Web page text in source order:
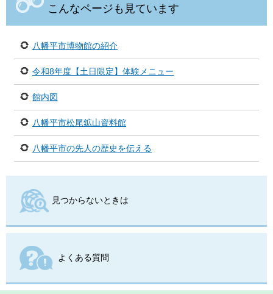
こんなページも見ています
八幡平市博物館の紹介
令和8年度【土日限定】体験メニュー
館内図
八幡平市松尾鉱山資料館
八幡平市の先人の歴史を伝える
見つからないときは
よくある質問